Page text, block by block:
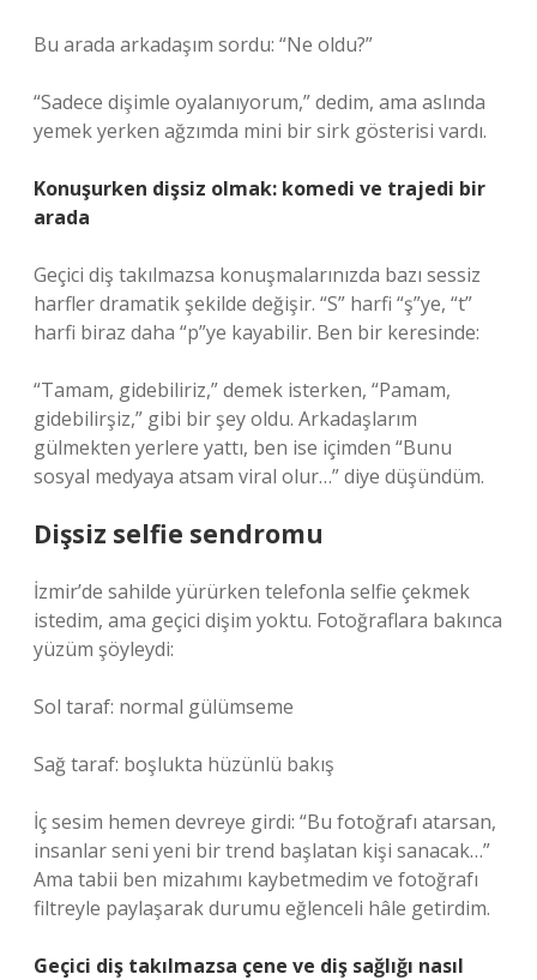
Bu arada arkadaşım sordu: “Ne oldu?”
“Sadece dişimle oyalanıyorum,” dedim, ama aslında
yemek yerken ağzımda mini bir sirk gösterisi vardı.
Konuşurken dişsiz olmak: komedi ve trajedi bir
arada
Geçici diş takılmazsa konuşmalarınızda bazı sessiz
harfler dramatik şekilde değişir. “S” harfi “ş”ye, “t”
harfi biraz daha “p”ye kayabilir. Ben bir keresinde:
“Tamam, gidebiliriz,” demek isterken, “Pamam,
gidebilirşiz,” gibi bir şey oldu. Arkadaşlarım
gülmekten yerlere yattı, ben ise içimden “Bunu
sosyal medyaya atsam viral olur…” diye düşündüm.
Dişsiz selfie sendromu
İzmir’de sahilde yürürken telefonla selfie çekmek
istedim, ama geçici dişim yoktu. Fotoğraflara bakınca
yüzüm şöyleydi:
Sol taraf: normal gülümseme
Sağ taraf: boşlukta hüzünlü bakış
İç sesim hemen devreye girdi: “Bu fotoğrafı atarsan,
insanlar seni yeni bir trend başlatan kişi sanacak…”
Ama tabii ben mizahımı kaybetmedim ve fotoğrafı
filtreyle paylaşarak durumu eğlenceli hâle getirdim.
Geçici diş takılmazsa çene ve diş sağlığı nasıl